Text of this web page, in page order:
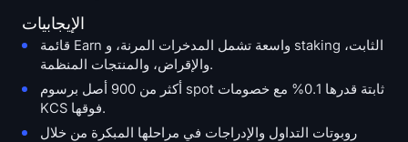
الإيجابيات
قائمة Earn واسعة تشمل المدخرات المرنة، و staking الثابت،
والإقراض، والمنتجات المنظمة.
أكثر من 900 أصل برسوم spot ثابتة قدرها 0.1% مع خصومات
KCS فوقها.
روبوتات التداول والإدراجات في مراحلها المبكرة من خلال